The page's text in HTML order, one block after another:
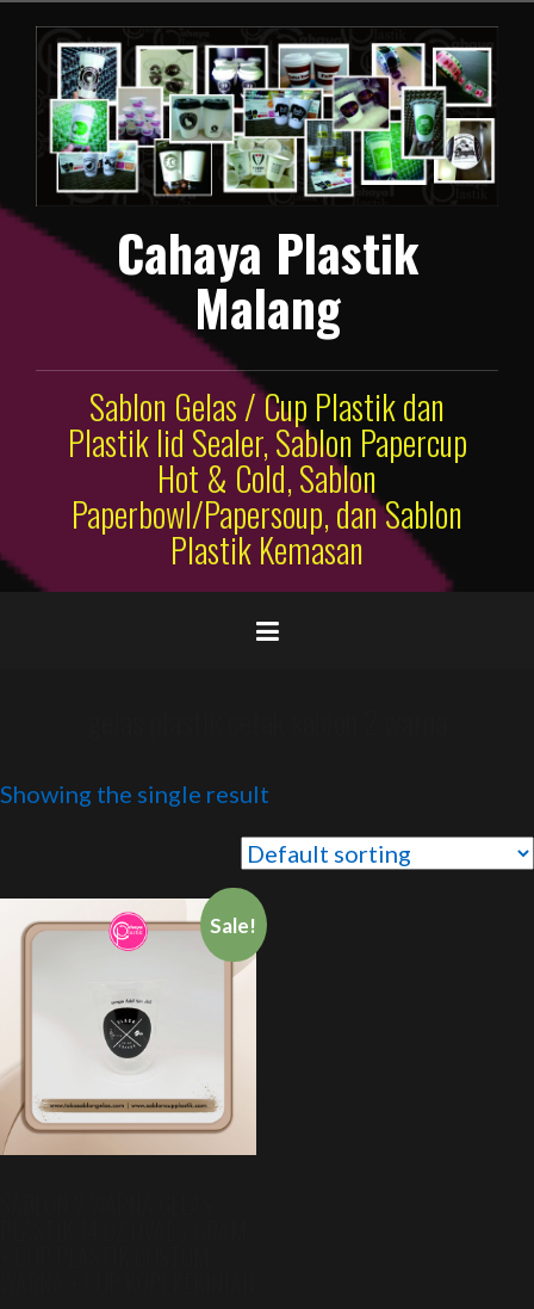
konten
Cahaya Plastik
Malang
Sablon Gelas / Cup Plastik dan
Plastik lid Sealer, Sablon Papercup
Hot & Cold, Sablon
Paperbowl/Papersoup, dan Sablon
Plastik Kemasan
Showing the single result
Sale!